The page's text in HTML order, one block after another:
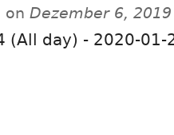
on Dezember 6,
(All day) - 2020-01-